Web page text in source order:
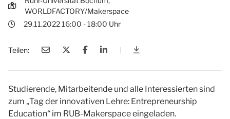
WORLDFACTORY/Makerspace
29.11.2022 16:00 - 18:00 Uhr
Teilen:
Tag der innovativen
Studierende, Mitarbeitende und alle Interessierten sind
zum „Tag der innovativen Lehre: Entrepreneurship
Education“ im RUB-Makerspace eingeladen.